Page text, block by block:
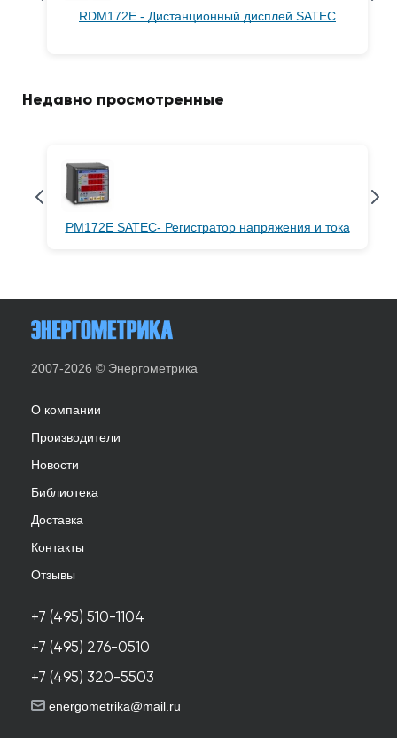
RDM172E - Дистанционный дисплей SATEC
Недавно просмотренные
PM172E SATEC- Регистратор напряжения и тока
2007-2026 © Энергометрика
О компании
Производители
Новости
Библиотека
Доставка
Контакты
Отзывы
+7 (495) 510-1104
+7 (495) 276-0510
+7 (495) 320-5503
energometrika@mail.ru